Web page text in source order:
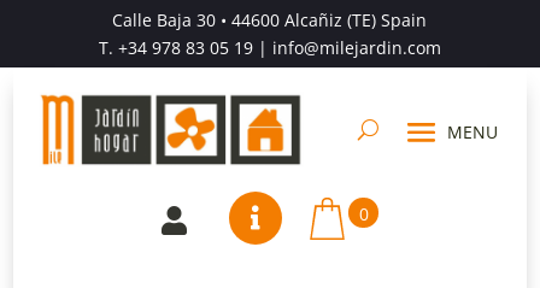
Calle Baja 30 • 44600 Alcañiz (TE) Spain
T. +34 978 83 05 19| info@milejardin.com
  0